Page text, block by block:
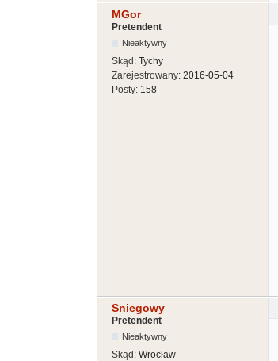
MGor
Pretendent
Nieaktywny
Skąd: Tychy
Zarejestrowany: 2016-05-04
Posty: 158
Sniegowy
Pretendent
Nieaktywny
Skąd: Wrocław